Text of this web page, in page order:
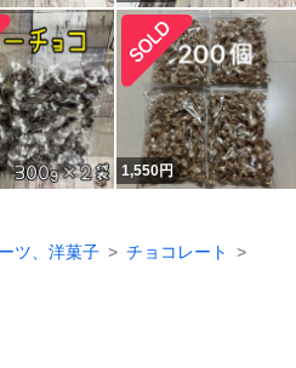
1,550円
ツ、洋菓子
チョコレート